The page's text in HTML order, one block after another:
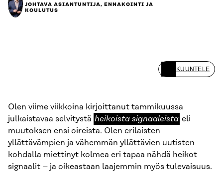
JOHTAVA ASIANTUNTIJA, ENNAKOINTI JA
KOULUTUS
KUUNTELE
Olen viime viikkoina kirjoittanut tammikuussa
julkaistavaa selvitystä heikoista
signaaleista
heikoista signaaleista eli
muutoksen ensi oireista. Olen erilaisten
yllättävämpien ja vähemmän yllättävien uutisten
kohdalla miettinyt kolmea eri tapaa nähdä heikot
signaalit – ja oikeastaan laajemmin myös tulevaisuus.